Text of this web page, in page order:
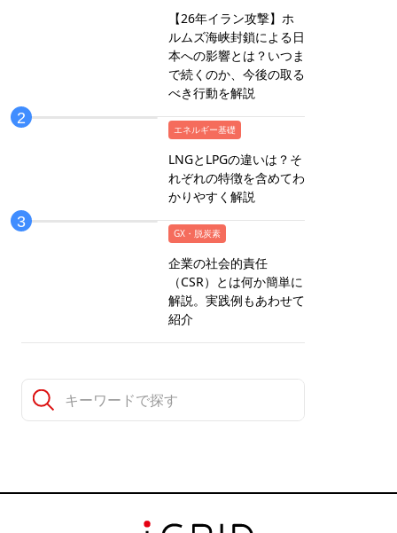
【26年イラン攻撃】ホ
ルムズ海峡封鎖による日
本への影響とは？いつま
で続くのか、今後の取る
べき行動を解説
エネルギー基礎
LNGとLPGの違いは？そ
れぞれの特徴を含めてわ
かりやすく解説
GX・脱炭素
企業の社会的責任
（CSR）とは何か簡単に
解説。実践例もあわせて
紹介